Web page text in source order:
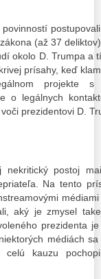
(až 37
okolo D. Trumpa a
prísahy, keď
projekte s
o legálnych
prezidentovi D.
nekritický postoj
Na tento
aký je zmysel
prezidenta
médiách
celú kauzu